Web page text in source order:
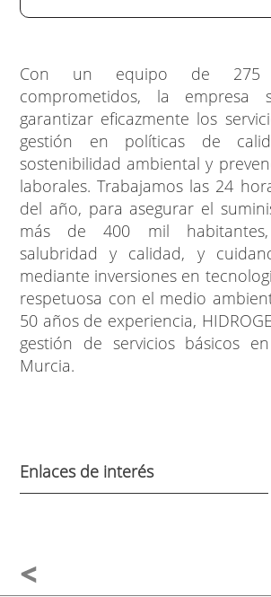
Con un equipo de 275
comprometidos, la empresa
garantizar eficazmente los
gestión en políticas de
sostenibilidad ambiental y
laborales. Trabajamos las 24
del año, para asegurar el
más de 400 mil habitantes,
salubridad y calidad, y
mediante inversiones en
respetuosa con el medio
50 años de experiencia,
gestión de servicios básicos
Murcia.
Enlaces de interés